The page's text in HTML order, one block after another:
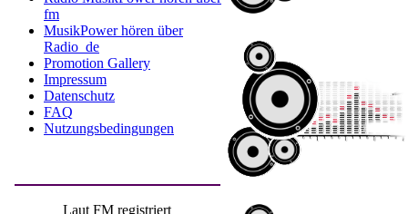
fm
MusikPower hören über
Radio_de
Promotion Gallery
Impressum
Datenschutz
FAQ
Nutzungsbedingungen
Laut FM registriert